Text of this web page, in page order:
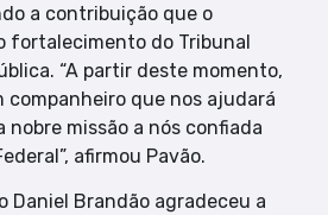
a contribuição que o
fortalecimento do Tribunal
“A partir deste momento,
companheiro que nos ajudará
nobre missão a nós confiada
afirmou Pavão.
Daniel Brandão agradeceu a